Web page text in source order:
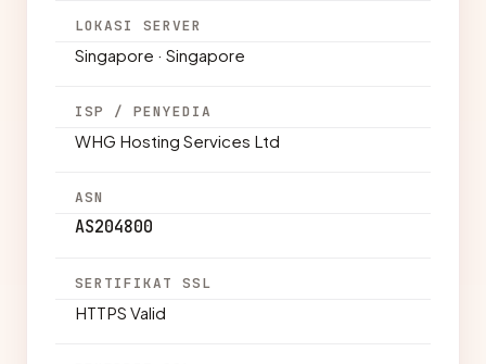
LOKASI SERVER
Singapore · Singapore
ISP / PENYEDIA
WHG Hosting Services Ltd
ASN
AS204800
SERTIFIKAT SSL
HTTPS Valid